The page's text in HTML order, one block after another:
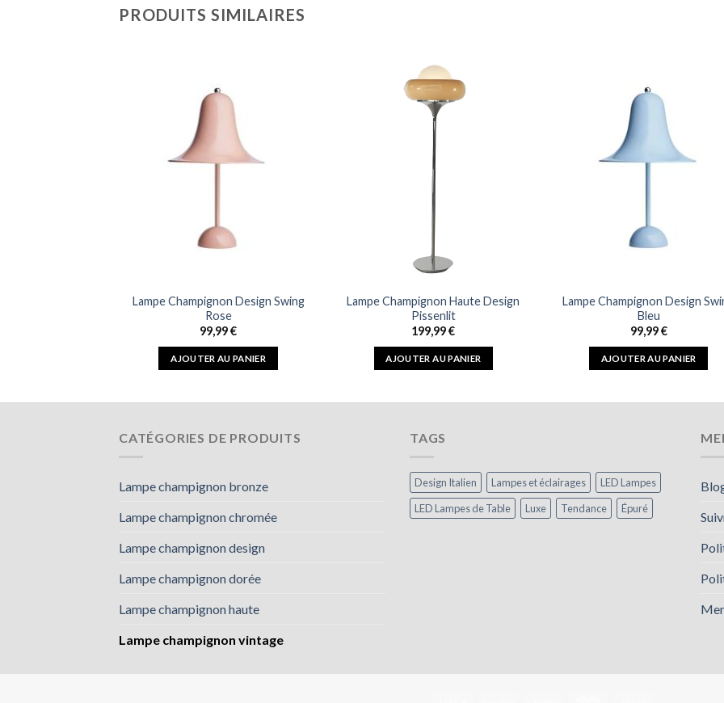
PRODUITS SIMILAIRES
Lampe Champignon Design Swing
Rose
99,99€
AJOUTER AU PANIER
Lampe Champignon Haute Design
Pissenlit
199,99€
AJOUTER AU PANIER
Lampe Champignon Design
Bleu
99,99€
AJOUTER AU PANIER
CATÉGORIES DE PRODUITS
Lampe champignon bronze
Lampe champignon chromée
Lampe champignon design
Lampe champignon dorée
Lampe champignon haute
Lampe champignon vintage
TAGS
Design Italien Lampes et éclairages
LED Lampes
LED Lampes de Table
Luxe Tendance Épuré